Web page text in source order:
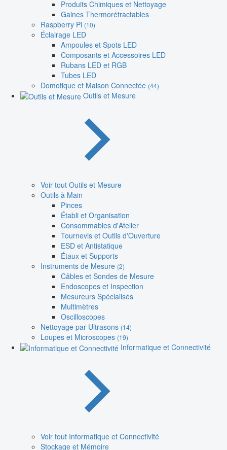
Produits Chimiques et Nettoyage
Gaines Thermorétractables
Raspberry Pi (10)
Éclairage LED
Ampoules et Spots LED
Composants et Accessoires LED
Rubans LED et RGB
Tubes LED
Domotique et Maison Connectée (44)
Outils et Mesure
Voir tout Outils et Mesure
Outils à Main
Pinces
Établi et Organisation
Consommables d'Atelier
Tournevis et Outils d'Ouverture
ESD et Antistatique
Étaux et Supports
Instruments de Mesure (2)
Câbles et Sondes de Mesure
Endoscopes et Inspection
Mesureurs Spécialisés
Multimètres
Oscilloscopes
Nettoyage par Ultrasons (14)
Loupes et Microscopes (19)
Informatique et Connectivité
Voir tout Informatique et Connectivité
Stockage et Mémoire